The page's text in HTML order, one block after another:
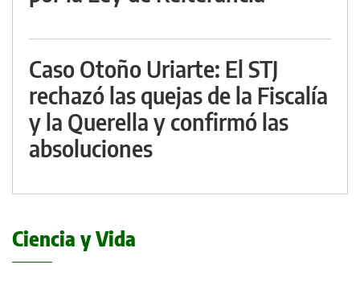
Caso Otoño Uriarte: El STJ
rechazó las quejas de la Fiscalía
y la Querella y confirmó las
absoluciones
Ciencia y Vida